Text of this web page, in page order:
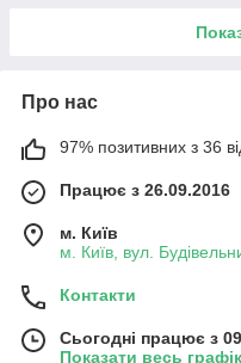
Про нас
97% позитивних з 36
Працює з 26.09.2016
м. Київ
м. Київ, вул.
Контакти
Сьогодні працює з
Показати весь